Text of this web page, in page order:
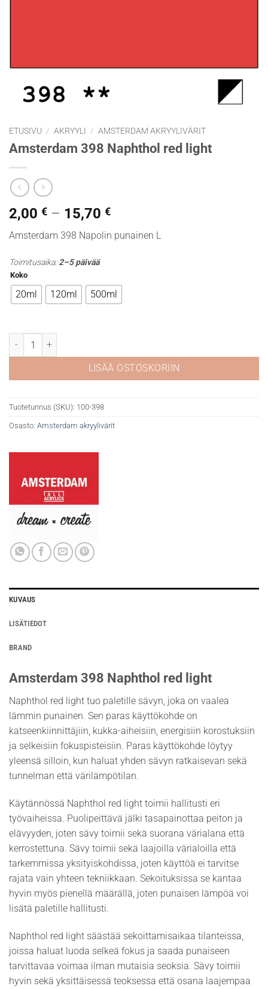
ETUSIVU / AKRYYLI / AMSTERDAM AKRYYLIVÄRIT
Amsterdam 398 Naphthol red light
2,00 € – 15,70 €Hintaluokka:
2,00 €
-
Amsterdam 398 Napolin punainen L
Toimitusaika:2–5 päivää
Koko
20ml 120ml 500ml
Amsterdam 398 Naphthol red light määrä
LISÄÄ OSTOSKORIIN
Tuotetunnus (SKU): 100-398
Osasto: Amsterdam akryylivärit
KUVAUS
LISÄTIEDOT
BRAND
Amsterdam 398 Naphthol red light
Naphthol red light tuo paletille sävyn, joka on vaalea
lämmin punainen. Sen paras käyttökohde on
katseenkiinnittäjiin, kukka-aiheisiin, energisiin korostuksiin
ja selkeisiin fokuspisteisiin. Paras käyttökohde löytyy
yleensä silloin, kun haluat yhden sävyn ratkaisevan sekä
tunnelman että värilämpötilan.
Käytännössä Naphthol red light toimii hallitusti eri
työvaiheissa. Puolipeittävä jälki tasapainottaa peiton ja
elävyyden, joten sävy toimii sekä suorana värialana että
kerrostettuna. Sävy toimii sekä laajoilla värialoilla että
tarkemmissa yksityiskohdissa, joten käyttöä ei tarvitse
rajata vain yhteen tekniikkaan. Sekoituksissa se kantaa
hyvin myös pienellä määrällä, joten punaisen lämpöä voi
lisätä paletille hallitusti.
Naphthol red light säästää sekoittamisaikaa tilanteissa,
joissa haluat luoda selkeä fokus ja saada punaiseen
tarvittavaa voimaa ilman mutaisia seoksia. Sävy toimii
hyvin sekä yksittäisessä teoksessa että osana laajempaa